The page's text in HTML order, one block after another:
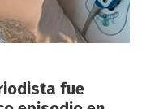
fue